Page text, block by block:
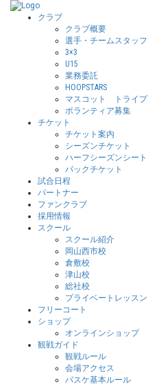
クラブ
クラブ概要
選手・チームスタッフ
3×3
U15
業務委託
HOOPSTARS
マスコット トライプ
ボランティア募集
チケット
チケット案内
シーズンチケット
ハーフシーズンシート
パックチケット
試合日程
パートナー
ファンクラブ
採用情報
スクール
スクール紹介
岡山西市校
倉敷校
津山校
総社校
プライベートレッスン
フリーコート
ショップ
オンラインショップ
観戦ガイド
観戦ルール
会場アクセス
バスケ基本ルール